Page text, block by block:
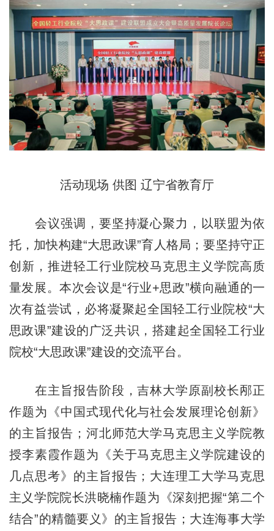
活动现场 供图 辽宁省教育厅
会议强调，要坚持凝心聚力，以联盟为依
托，加快构建“大思政课”育人格局；要坚持守正
创新，推进轻工行业院校马克思主义学院高质
量发展。本次会议是“行业+思政”横向融通的一
次有益尝试，必将凝聚起全国轻工行业院校“大
思政课”建设的广泛共识，搭建起全国轻工行业
院校“大思政课”建设的交流平台。
在主旨报告阶段，吉林大学原副校长邴正
作题为《中国式现代化与社会发展理论创新》
的主旨报告；河北师范大学马克思主义学院教
授李素霞作题为《关于马克思主义学院建设的
几点思考》的主旨报告；大连理工大学马克思
主义学院院长洪晓楠作题为《深刻把握“第二个
结合”的精髓要义》的主旨报告；大连海事大学